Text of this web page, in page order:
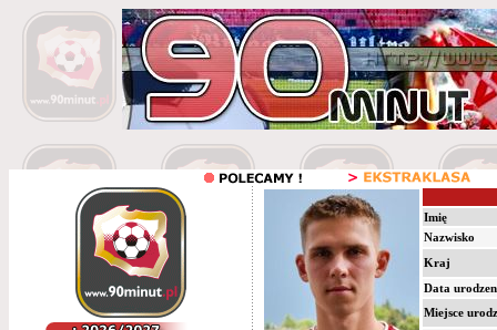
Imię
Nazwisko
Kraj
Data
Miejsce